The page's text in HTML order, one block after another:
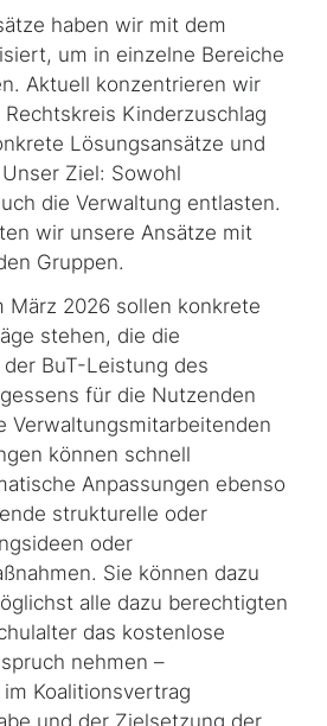
haben wir mit dem
um in einzelne Bereiche
Aktuell konzentrieren wir
Kin­der­zuschlag
Lösungsansätze und
Ziel: Sowohl
die Verwaltung entlasten.
wir unsere Ansätze mit
Gruppen.
März 2026 sollen konkrete
stehen, die die
BuT-Leistung des
für die Nutzenden
Verwaltungsmitarbeitenden
können schnell
Anpassungen ebenso
strukturelle oder
oder
Sie können dazu
alle dazu berechtigten
das kostenlose
nehmen –
Koalitionsvertrag